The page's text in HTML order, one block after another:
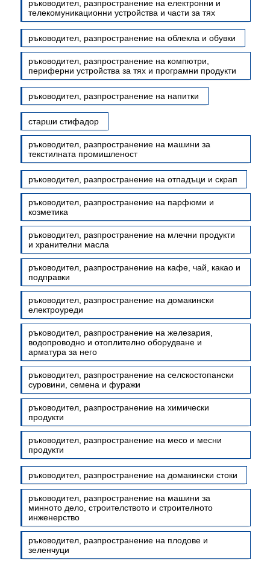
ръководител, разпространение на електронни и
телекомуникационни устройства и части за тях
ръководител, разпространение на облекла и обувки
ръководител, разпространение на компютри,
периферни устройства за тях и програмни продукти
ръководител, разпространение на напитки
старши стифадор
ръководител, разпространение на машини за
текстилната промишленост
ръководител, разпространение на отпадъци и скрап
ръководител, разпространение на парфюми и
козметика
ръководител, разпространение на млечни продукти
и хранителни масла
ръководител, разпространение на кафе, чай, какао и
подправки
ръководител, разпространение на домакински
електроуреди
ръководител, разпространение на железария,
водопроводно и отоплително оборудване и
арматура за него
ръководител, разпространение на селскостопански
суровини, семена и фуражи
ръководител, разпространение на химически
продукти
ръководител, разпространение на месо и месни
продукти
ръководител, разпространение на домакински стоки
ръководител, разпространение на машини за
минното дело, строителството и строителното
инженерство
ръководител, разпространение на плодове и
зеленчуци